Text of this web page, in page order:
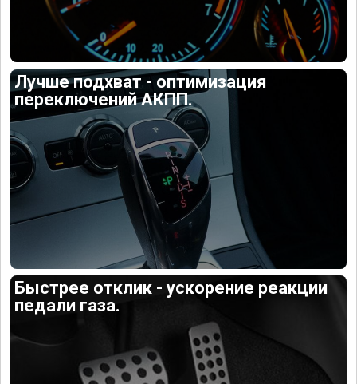
Лучше подхват - оптимизация
переключений АКПП.
Быстрее отклик - ускорение реакции
педали газа.